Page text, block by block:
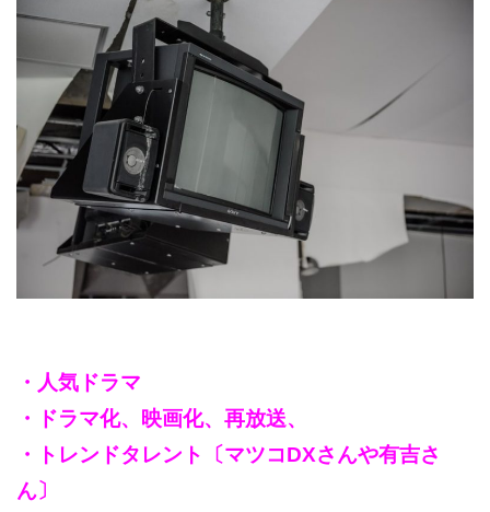
・人気ドラマ
・ドラマ化、映画化、再放送、
・トレンドタレント〔マツコDXさんや有吉さ
ん〕